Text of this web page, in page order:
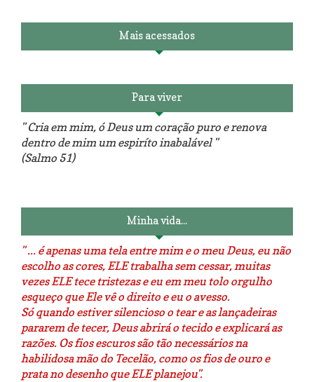
Mais acessados
Para viver
" Cria em mim, ó Deus um coração puro e renova
dentro de mim um espiríto inabalável "
(Salmo 51)
Minha vida...
" ... é apenas uma tela entre mim e o meu Deus, eu não
escolho as cores, ELE trabalha sem cessar, muitas
vezes ELE tece tristezas e eu em meu tolo orgulho
esqueço que Ele vê o direito e eu o avesso.
Só quando estiver silencioso o tear e as lançadeiras
pararem de tecer, Deus abrirá o tecido e explicará as
razões. Os fios escuros são tão necessários na
habilidosa mão do Tecelão, como os fios de ouro e
prata no desenho que ELE planejou".